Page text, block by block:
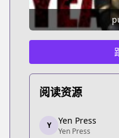
阅读资源
Yen Press
Yen Press
Y Yen Press
Yen Press